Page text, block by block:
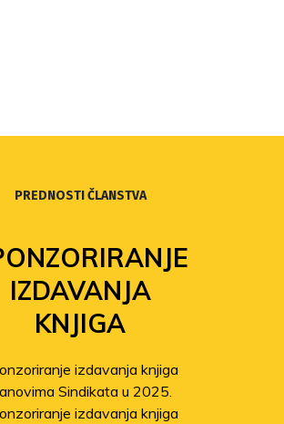
PREDNOSTI ČLANSTVA
IZDAVANJA
KNJIGA
izdavanja knjiga
Sindikata u 2025.
izdavanja knjiga